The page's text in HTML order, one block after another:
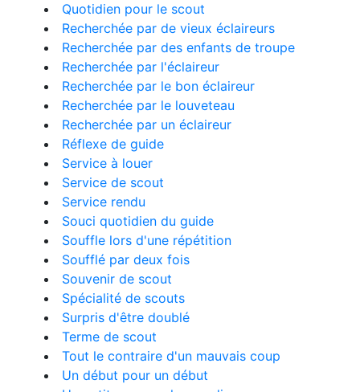
Quotidien pour le scout
Recherchée par de vieux éclaireurs
Recherchée par des enfants de troupe
Recherchée par l'éclaireur
Recherchée par le bon éclaireur
Recherchée par le louveteau
Recherchée par un éclaireur
Réflexe de guide
Service à louer
Service de scout
Service rendu
Souci quotidien du guide
Souffle lors d'une répétition
Soufflé par deux fois
Souvenir de scout
Spécialité de scouts
Surpris d'être doublé
Terme de scout
Tout le contraire d'un mauvais coup
Un début pour un début